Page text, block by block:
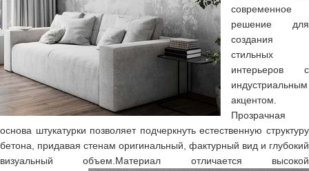
современное
решение для
создания
стильных
интерьеров с
индустриальным
акцентом.
Прозрачная
основа штукатурки позволяет подчеркнуть естественную структуру
бетона, придавая стенам оригинальный, фактурный вид и глубокий
визуальный объем. Материал отличается высокой